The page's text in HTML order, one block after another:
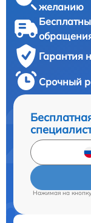
желанию
Гарантия
Срочный
Нажимая на